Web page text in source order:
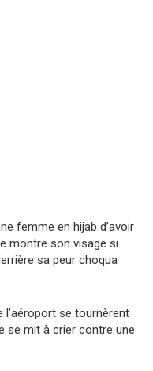
femme en hijab d’avoir
montre son visage si
sa peur choqua
l’aéroport se tournèrent
se mit à crier contre une